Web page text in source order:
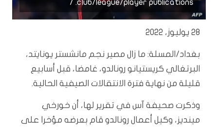
club/league/player publications. /
28 يوليوز، 2022
بغداد/المسلة: ما زال مصير نجم مانشستر يونايتد،
البرتغالي كريستيانو رونالدو، غامضا، قبل أسابيع
قليلة من نهاية فترة الانتقالات الصيفية الحالية.
وذكرت صحيفة آس في تقرير لها، أن خورخي
مينديز، وكيل أعمال رونالدو قام بعرضه مؤخرا على